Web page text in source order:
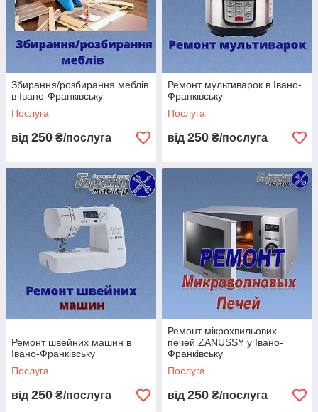
Збирання/розбирання меблів
в Івано-Франківську
Послуга
від 250 ₴/послуга
Ремонт мультиварок в Івано-
Франківську
Послуга
від 250 ₴/послуга
Ремонт швейних машин в
Івано-Франківську
Послуга
від 250 ₴/послуга
Ремонт мікрохвильових
печей ZANUSSY у Івано-
Франківську
Послуга
від 250 ₴/послуга